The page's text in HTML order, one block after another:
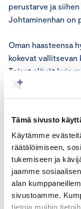
Tämä sivusto
Käytämme
räätälöimiseen,
tukemiseen ja
jaamme
alan
sivustoamme.
tietoja muihin
perustarve ja
Johtaminenhan on
Oman haasteensa
kokevat
Toiset elävät kuin
ollutkaan ja toisia
poistua vaikka työt
etäpäivästä on sitä
toimistolle tai
ohjeistuksella.
omalle